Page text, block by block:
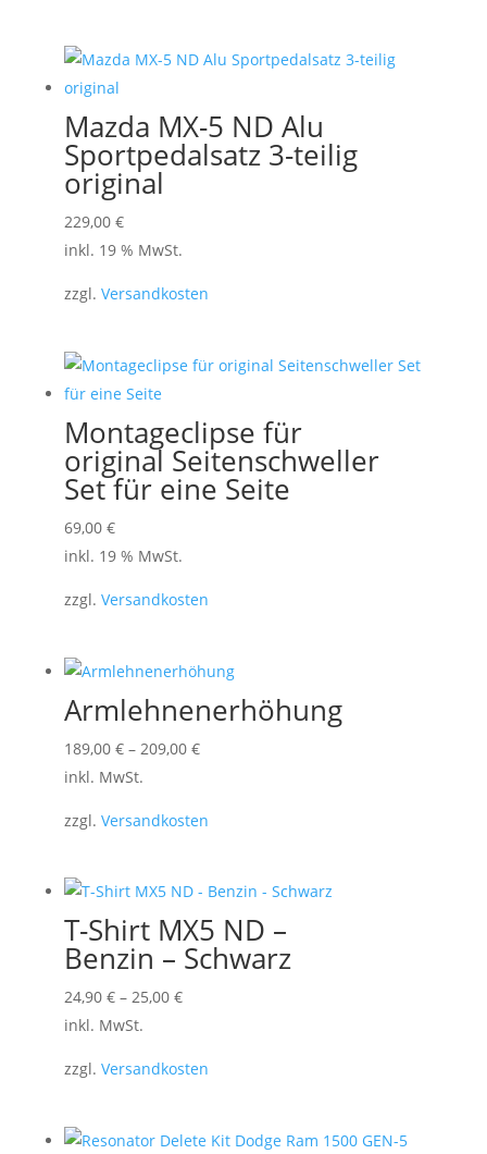
Mazda MX-5 ND Alu
Sportpedalsatz 3-teilig
original
229,00 €
inkl. 19 % MwSt.
zzgl. Versandkosten
Montageclipse für
original Seitenschweller
Set für eine Seite
69,00 €
inkl. 19 % MwSt.
zzgl. Versandkosten
Armlehnenerhöhung
189,00 €– 209,00 €
auf.
Die
Optionen
können
inkl. MwSt.
zzgl. Versandkosten
T-Shirt MX5 ND –
Benzin – Schwarz
24,90 €– 25,00 €
auf.
inkl. MwSt.
zzgl. Versandkosten